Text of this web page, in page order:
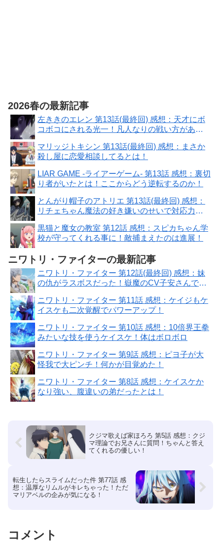
2026春の最新記事
左ききのエレン 第13話(最終回) 感想：天才にボ
コボコにされる光一！凡人なりの戦い方があ
マリッジトキシン 第13話(最終回) 感想：まさか
殺し屋に恋愛相談してるとは！
LIAR GAME -ライアーゲーム- 第13話 感想：裏切
り者がいたとは！ここからどう逆転するのか！
とんがり帽子のアトリエ 第13話(最終回) 感想：
リチェちゃん魔法の好き嫌いのせいで対応力に
黒猫と魔女の教室 第12話 感想：スピカちゃん学
校が守ってくれる事に！敵捕まえたのは進展！
ニワトリ・ファイターの最新記事
ニワトリ・ファイター 第12話(最終回) 感想：妹
の仇がラスボスだった！嶽魔のCV子安さんで納
ニワトリ・ファイター 第11話 感想：ケイジもケ
イスケも二次覚醒でパワーアップ！
ニワトリ・ファイター 第10話 感想：10倍界王拳
みたいな技を使うケイスケ！体はボロボロ
ニワトリ・ファイター 第9話 感想：ピヨ子が大
怪我で大ピンチ！何かが目覚めた！
ニワトリ・ファイター 第8話 感想：ケイスケか
なり強い、腹違いの弟だったとは！
クジマ歌えば家ほろろ 第5話 感想：クジ
マ理論でお兄さんに質問！ちゃんと答え
てくれるの優しい！
転生したらスライムだった件 第77話 感
想：温厚なリムルがキレちゃった！ただ
マリアベルの企みが気になる！
コメント